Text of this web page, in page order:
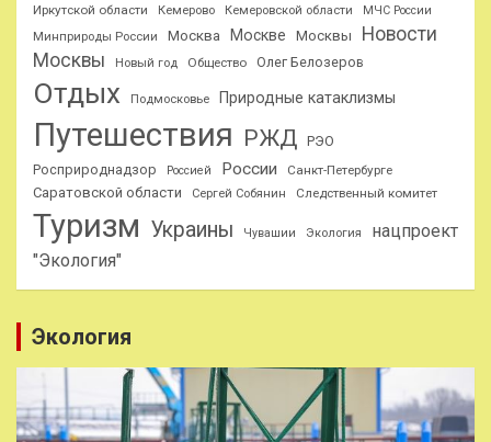
Иркутской области Кемерово Кемеровской области
МЧС России
Минприроды России
Москва Москве Москвы
Новости
Москвы
Новый год Общество Олег Белозеров
Отдых Подмосковье Природные катаклизмы
Путешествия РЖД РЭО
Росприроднадзор
Россией России Санкт-Петербурге
Саратовской области Сергей Собянин Следственный комитет
Туризм Украины Чувашии Экология
нацпроект
"Экология"
Экология